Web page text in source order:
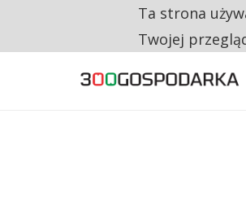
CO TRZECIĄ
Ta strona
Twojej